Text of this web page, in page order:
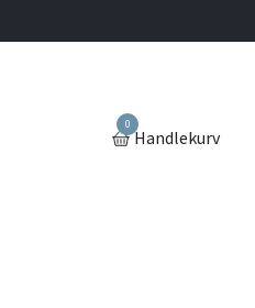
0
Handlekurv